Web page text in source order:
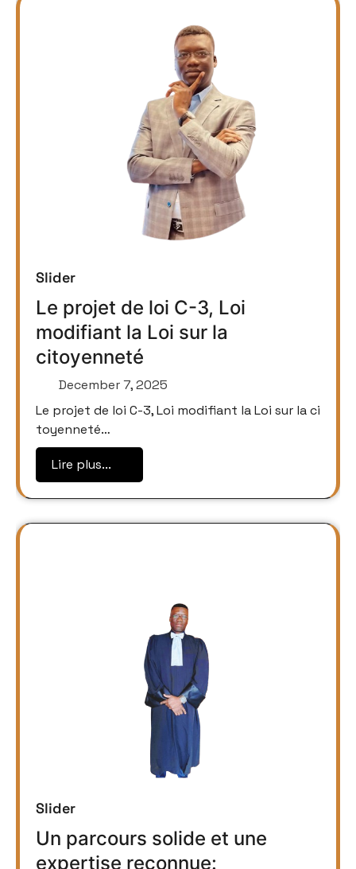
Slider
Le projet de loi C-3, Loi
modifiant la Loi sur la
citoyenneté
December 7, 2025
Le projet de loi C-3, Loi modifiant la Loi sur la ci
toyenneté…
Lire plus...
Slider
Un parcours solide et une
expertise reconnue: